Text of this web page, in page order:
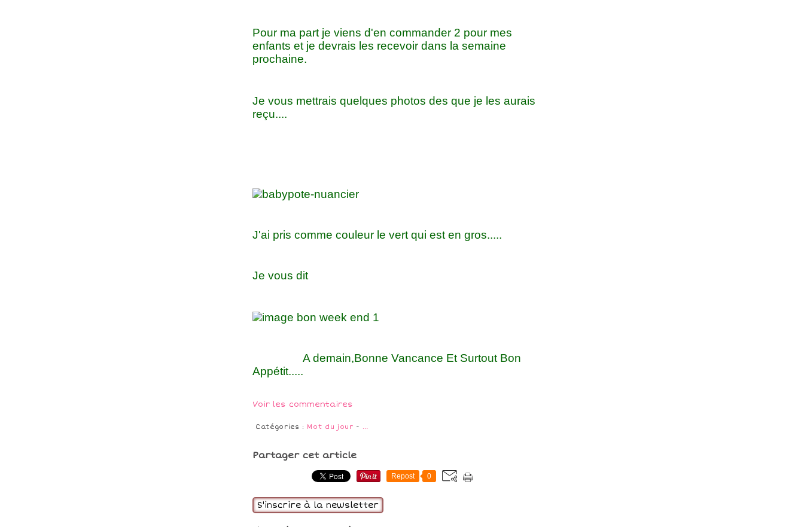
Pour ma part je viens d'en commander 2 pour mes
enfants et je devrais les recevoir dans la semaine
prochaine.
Je vous mettrais quelques photos des que je les aurais
reçu....
J'ai pris comme couleur le vert qui est en gros.....
Je vous dit
A demain,Bonne Vancance Et Surtout Bon
Appétit.....
Voir les commentaires
Catégories : Mot du jour - …
Partager cet article
Repost 0
S'inscrire à la newsletter